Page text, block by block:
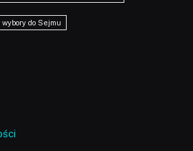
wybory do Sejmu